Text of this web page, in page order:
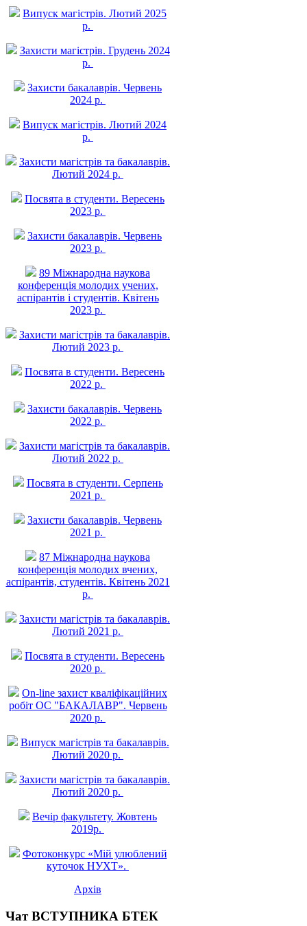
Випуск магістрів. Лютий 2025
р.
Захисти магістрів. Грудень 2024
р.
Захисти бакалаврів. Червень
2024 р.
Випуск магістрів. Лютий 2024
р.
Захисти магістрів та бакалаврів.
Лютий 2024 р.
Посвята в студенти. Вересень
2023 р.
Захисти бакалаврів. Червень
2023 р.
89 Міжнародна наукова
конференція молодих учених,
аспірантів і студентів. Квітень
2023 р.
Захисти магістрів та бакалаврів.
Лютий 2023 р.
Посвята в студенти. Вересень
2022 р.
Захисти бакалаврів. Червень
2022 р.
Захисти магістрів та бакалаврів.
Лютий 2022 р.
Посвята в студенти. Серпень
2021 р.
Захисти бакалаврів. Червень
2021 р.
87 Міжнародна наукова
конференція молодих вчених,
аспірантів, студентів. Квітень 2021
р.
Захисти магістрів та бакалаврів.
Лютий 2021 р.
Посвята в студенти. Вересень
2020 р.
On-line захист квалiфiкацiйних
робiт ОС "БАКАЛАВР". Червень
2020 р.
Випуск магістрів та бакалаврів.
Лютий 2020 р.
Захисти магістрів та бакалаврів.
Лютий 2020 р.
Вечір факультету. Жовтень
2019р.
Фотоконкурс «Мій улюблений
куточок НУХТ».
Архів
Чат ВСТУПНИКА БТЕК